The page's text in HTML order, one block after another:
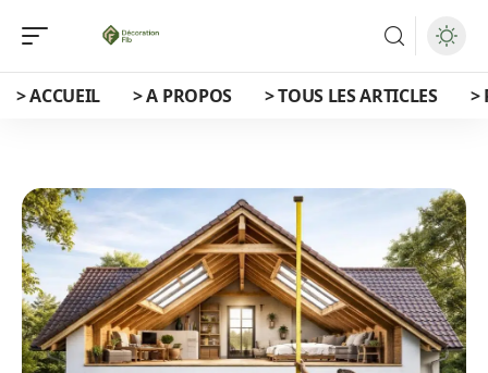
> ACCUEIL > A PROPOS > TOUS LES ARTICLES >